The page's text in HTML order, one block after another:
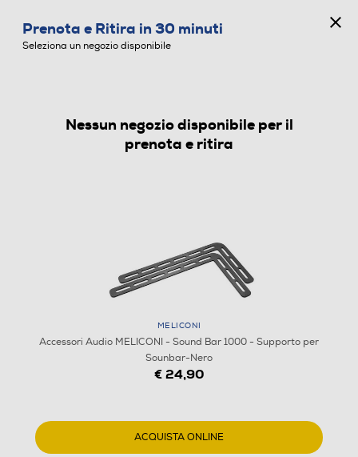
ACCESSORI AUDIO
Prenota e Ritira in 30 minuti
Seleziona un negozio disponibile
Nessun negozio disponibile per il
prenota e ritira
MELICONI
Accessori Audio MELICONI - Sound Bar 1000 - Supporto per
Sounbar-Nero
€ 24,90
ACQUISTA ONLINE